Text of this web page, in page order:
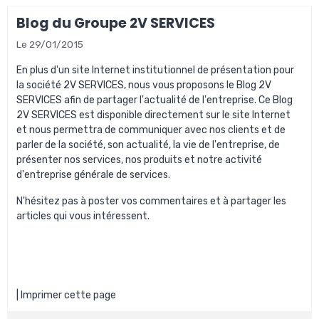
Blog du Groupe 2V SERVICES
Le 29/01/2015
En plus d'un site Internet institutionnel de présentation pour
la société 2V SERVICES, nous vous proposons le Blog 2V
SERVICES afin de partager l'actualité de l'entreprise. Ce Blog
2V SERVICES est disponible directement sur le site Internet
et nous permettra de communiquer avec nos clients et de
parler de la société, son actualité, la vie de l'entreprise, de
présenter nos services, nos produits et notre activité
d'entreprise générale de services.
N'hésitez pas à poster vos commentaires et à partager les
articles qui vous intéressent.
Imprimer cette page